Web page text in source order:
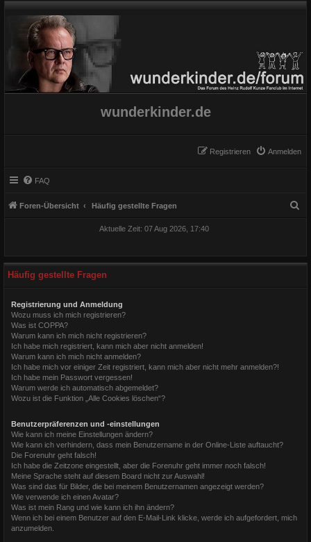
wunderkinder.de
Anmelden
Registrieren
FAQ
Foren-Übersicht Häufig gestellte Fragen
Aktuelle Zeit: 07 Aug 2026, 17:40
Häufig gestellte Fragen
Registrierung und Anmeldung
Wozu muss ich mich registrieren?
Was ist COPPA?
Warum kann ich mich nicht registrieren?
Ich habe mich registriert, kann mich aber nicht anmelden!
Warum kann ich mich nicht anmelden?
Ich habe mich vor einiger Zeit registriert, kann mich aber nicht mehr anmelden?!
Ich habe mein Passwort vergessen!
Warum werde ich automatisch abgemeldet?
Wozu ist die Funktion „Alle Cookies löschen“?
Benutzerpräferenzen und -einstellungen
Wie kann ich meine Einstellungen ändern?
Wie kann ich verhindern, dass mein Benutzername in der Online-Liste auftaucht?
Die Forenuhr geht falsch!
Ich habe die Zeitzone eingestellt, aber die Forenuhr geht immer noch falsch!
Meine Sprache steht auf diesem Board nicht zur Auswahl!
Was sind das für Bilder, die bei meinem Benutzernamen angezeigt werden?
Wie verwende ich einen Avatar?
Was ist mein Rang und wie kann ich ihn ändern?
Wenn ich bei einem Benutzer auf den E-Mail-Link klicke, werde ich aufgefordert, mich
anzumelden.